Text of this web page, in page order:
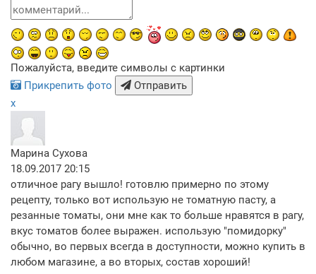
Пожалуйста, введите символы с картинки
Прикрепить фото
Отправить
x
Марина Сухова
18.09.2017 20:15
отличное рагу вышло! готовлю примерно по этому
рецепту, только вот использую не томатную пасту, а
резанные томаты, они мне как то больше нравятся в рагу,
вкус томатов более выражен. использую "помидорку"
обычно, во первых всегда в доступности, можно купить в
любом магазине, а во вторых, состав хороший!